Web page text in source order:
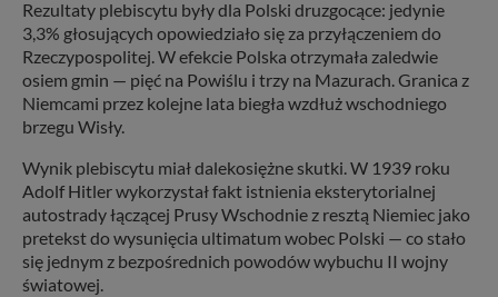
Rezultaty plebiscytu były dla Polski druzgocące: jedynie
3,3% głosujących opowiedziało się za przyłączeniem do
Rzeczypospolitej. W efekcie Polska otrzymała zaledwie
osiem gmin — pięć na Powiślu i trzy na Mazurach. Granica z
Niemcami przez kolejne lata biegła wzdłuż wschodniego
brzegu Wisły.
Wynik plebiscytu miał dalekosiężne skutki. W 1939 roku
Adolf Hitler wykorzystał fakt istnienia eksterytorialnej
autostrady łączącej Prusy Wschodnie z resztą Niemiec jako
pretekst do wysunięcia ultimatum wobec Polski — co stało
się jednym z bezpośrednich powodów wybuchu II wojny
światowej.